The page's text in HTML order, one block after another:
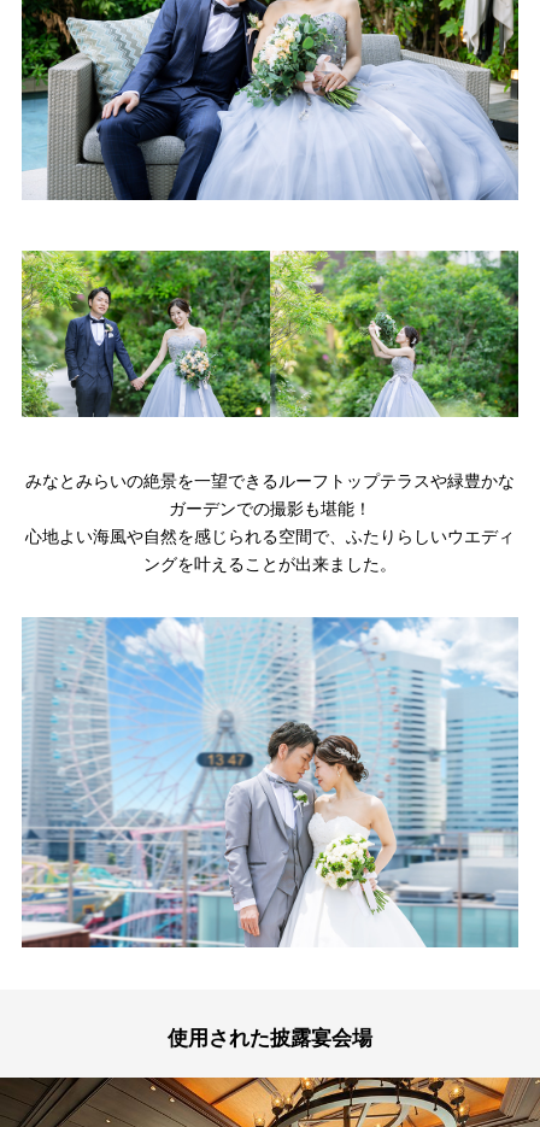
みなとみらいの絶景を一望できるルーフトップテラスや緑豊かな
ガーデンでの撮影も堪能！
心地よい海風や自然を感じられる空間で、ふたりらしいウエディ
ングを叶えることが出来ました。
使用された披露宴会場